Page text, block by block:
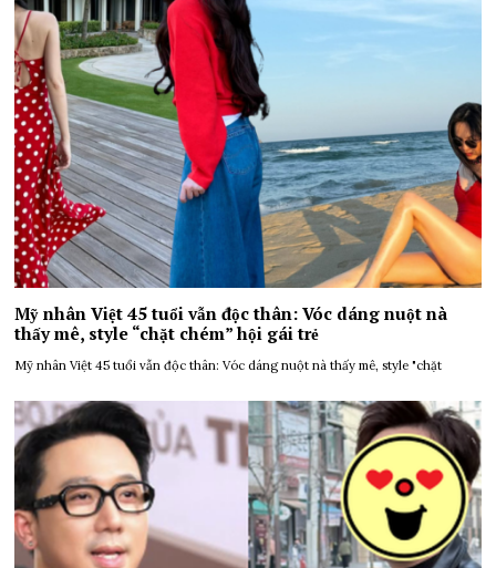
Mỹ nhân Việt 45 tuổi vẫn độc thân: Vóc dáng nuột nà
thấy mê, style “chặt chém” hội gái trẻ
Mỹ nhân Việt 45 tuổi vẫn độc thân: Vóc dáng nuột nà thấy mê, style "chặt